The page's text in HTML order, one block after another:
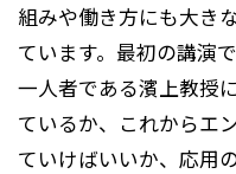
組みや働き方にも大き
ています。最初の講演
一人者である濱上教授
ているか、これからエ
ていけばいいか、応用